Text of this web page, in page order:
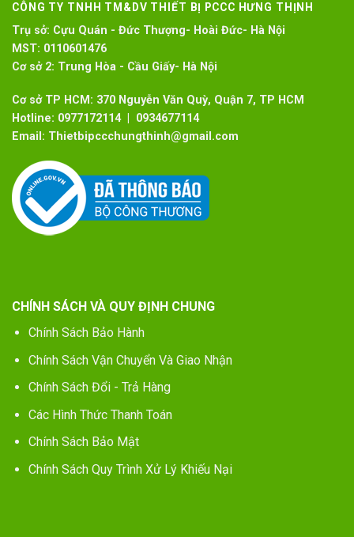
CÔNG TY TNHH TM&DV THIẾT BỊ PCCC HƯNG THỊNH
Trụ sở: Cựu Quán - Đức Thượng- Hoài Đức- Hà Nội
MST: 0110601476
Cơ sở 2: Trung Hòa - Cầu Giấy- Hà Nội
Cơ sở TP HCM: 370 Nguyễn Văn Quỳ, Quận 7, TP HCM
Hotline: 0977172114 | 0934677114
Email: Thietbipccchungthinh@gmail.com
CHÍNH SÁCH VÀ QUY ĐỊNH CHUNG
Chính Sách Bảo Hành
Chính Sách Vận Chuyển Và Giao Nhận
Chính Sách Đổi - Trả Hàng
Các Hình Thức Thanh Toán
Chính Sách Bảo Mật
Chính Sách Quy Trình Xử Lý Khiếu Nại